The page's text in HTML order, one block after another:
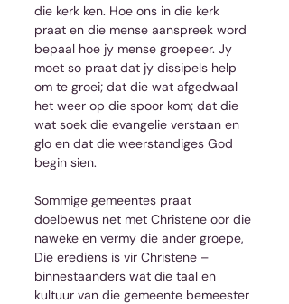
die kerk ken. Hoe ons in die kerk
praat en die mense aanspreek word
bepaal hoe jy mense groepeer. Jy
moet so praat dat jy dissipels help
om te groei; dat die wat afgedwaal
het weer op die spoor kom; dat die
wat soek die evangelie verstaan en
glo en dat die weerstandiges God
begin sien.
Sommige gemeentes praat
doelbewus net met Christene oor die
naweke en vermy die ander groepe,
Die erediens is vir Christene –
binnestaanders wat die taal en
kultuur van die gemeente bemeester